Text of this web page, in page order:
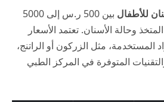
للأطفال
بين 500 ر.س إلى 5000
وحالة الأسنان. تعتمد الأسعار
مثل الزركون أو الراتنج،
المتوفرة في المركز الطبي